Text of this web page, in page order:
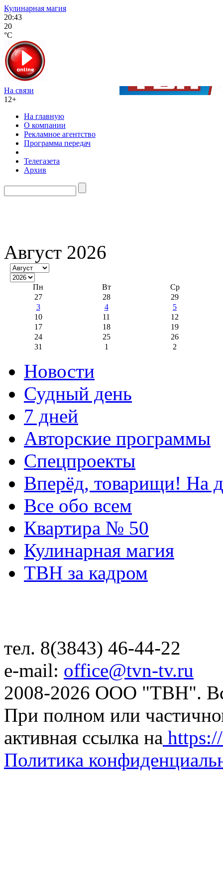
Кулинарная магия
20:43
20
°C
На связи
12+
На главную
О компании
Рекламное агентство
Программа передач
Телегазета
Архив
Август 2026
Пн Вт
Ср
27
28
29
3
4
5
10
11
12
17
18
19
24
25
26
31
1 2
Новости
Судный день
7 дней
Авторские программы
Спецпроекты
Вперёд, товарищи! На
Все обо всем
Квартира № 50
Кулинарная магия
ТВН за кадром
тел. 8(3843) 46-44-22
e-mail: office@tvn-tv.ru
2008-2026 ООО "ТВН".
При полном или
активная ссылка на
Политика